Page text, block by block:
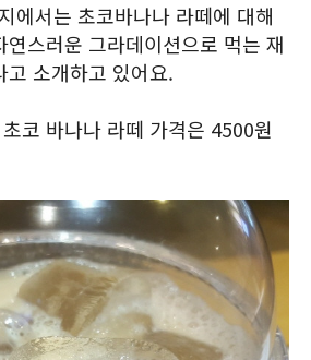
에서는 초코바나나 라떼에 대해
스러운 그라데이션으로 먹는 재
소개하고 있어요.
코 바나나 라떼 가격은 4500원